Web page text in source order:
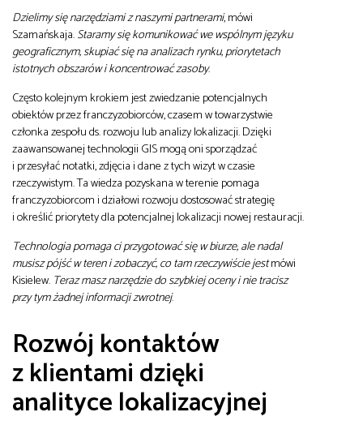
Dzielimy się narzędziami z naszymi partnerami, mówi
Szamańskaja.Staramy się komunikować we wspólnym języku
geograficznym, skupiać się na analizach rynku, priorytetach
istotnych obszarów i koncentrować zasoby.
Często kolejnym krokiem jest zwiedzanie potencjalnych
obiektów przez franczyzobiorców, czasem w towarzystwie
członka zespołu ds. rozwoju lub analizy lokalizacji. Dzięki
zaawansowanej technologii GIS mogą oni sporządzać
i przesyłać notatki, zdjęcia i dane z tych wizyt w czasie
rzeczywistym. Ta wiedza pozyskana w terenie pomaga
franczyzobiorcom i działowi rozwoju dostosować strategię
i określić priorytety dla potencjalnej lokalizacji nowej restauracji.
Technologia pomaga ci przygotować się w biurze, ale nadal
musisz pójść w teren i zobaczyć, co tam rzeczywiście jestmówi
Kisielew. Teraz masz narzędzie do szybkiej oceny i nie tracisz
przy tym żadnej informacji zwrotnej.
Rozwój kontaktów
z klientami dzięki
analityce lokalizacyjnej